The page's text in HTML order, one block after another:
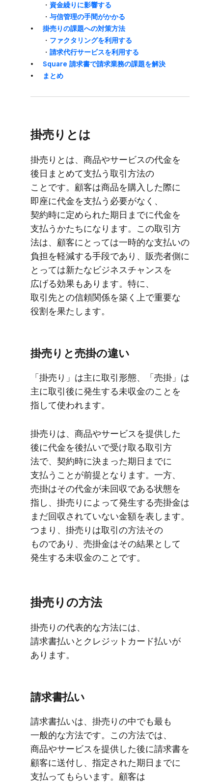
・ 資金繰りに​影響する
・ 与信管理の​手間が​かかる
掛売りの​課題への​対策方​法
・ ファクタリングを​利用する
・ 請求代行サービスを​利用する
Square 請求書で​請求業務の​課題を​解決
まとめ
掛売りとは
掛売りとは、​商品や​サービスの​代金を​
後日まとめて​支払う​取引方​法の​
ことです。​顧客は​商品を​購入した​際に​
即座に​代金を​支払う​必要が​なく、​
契約時に​定められた​期日までに​代金を​
支払うかたちに​なります。​この​取引方​
法は、​顧客に​とっては​一時的な​支払いの​
負担を​軽減する​手段であり、​販売者側に​
とっては​新たな​ビジネスチャンスを​
広げる​効果も​あります。​特に、​
取引先との​信頼関係を​築く​上で​重要な​
役割を​果たします。
掛売りと​売掛の​違い
「掛売り」は​主に​取引形態、​「売掛」は​
主に​取引後に​発生する​未収金の​ことを​
指して​使われます。
掛売りは、​商品や​サービスを​提供した​
後に​代金を​後払いで​受け取る​取引方​
法で、​契約時に​決まった​期日までに​
支払う​ことが​前提と​なります。​一方、​
売掛は​その​代金が​未回収である​状態を​
指し、​掛売りに​よって​発生する​売掛金は​
まだ​回収されていない​金額を​表します。​
つまり、​掛売りは​取引の​方​法​その​
ものであり、​売掛金は​その​結果と​して​
発生する​未収金の​ことです。
掛売りの​方​法
掛売りの​代表的な​方​法には、​
請求書払いと​クレジットカード払いが​
あります。
請求書払い
請求書払いは、​掛売りの​中でも​最も​
一般的な​方法です。​この​方​法では、​
商品や​サービスを​提供した​後に​請求書を​
顧客に​送付し、​指定された​期日までに​
支払って​もらいます。​顧客は​